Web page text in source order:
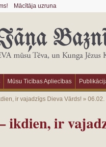
Mācītāja uzruna
Mūsu Ticības Apliecības
ir vajadzīgs Dieva Vārds!» 06.02.
ikdien, ir